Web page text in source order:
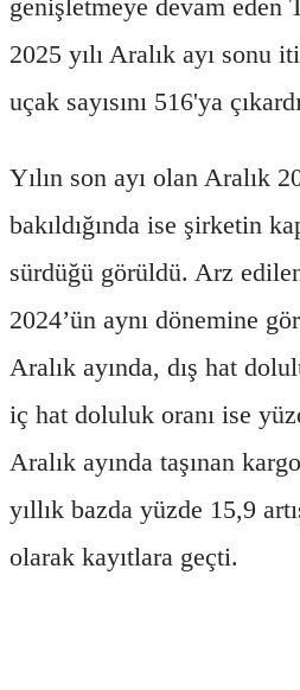
genişletmeye devam eden
2025 yılı Aralık ayı sonu
uçak sayısını 516'ya
Yılın son ayı olan Aralık
bakıldığında ise şirketin
sürdüğü görüldü. Arz
2024’ün aynı dönemine
Aralık ayında, dış hat
iç hat doluluk oranı ise
Aralık ayında taşınan
yıllık bazda yüzde 15,9
olarak kayıtlara geçti.